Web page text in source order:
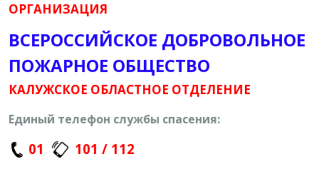
ОРГАНИЗАЦИЯ
ВСЕРОССИЙСКОЕ ДОБРОВОЛЬНОЕ
ПОЖАРНОЕ ОБЩЕСТВО
КАЛУЖСКОЕ ОБЛАСТНОЕ ОТДЕЛЕНИЕ
Единый телефон службы спасения:
01 101 / 112